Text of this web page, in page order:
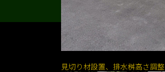
見切り材設置、排水桝高さ調整